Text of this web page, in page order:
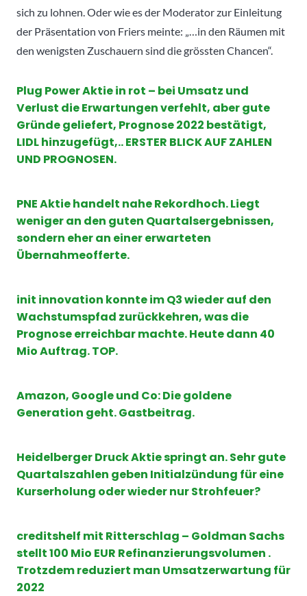
sich zu lohnen. Oder wie es der Moderator zur Einleitung
der Präsentation von Friers meinte: „…in den Räumen mit
den wenigsten Zuschauern sind die grössten Chancen“.
Plug Power Aktie in rot – bei Umsatz und
Verlust die Erwartungen verfehlt, aber gute
Gründe geliefert, Prognose 2022 bestätigt,
LIDL hinzugefügt,.. ERSTER BLICK AUF ZAHLEN
UND PROGNOSEN.
PNE Aktie handelt nahe Rekordhoch. Liegt
weniger an den guten Quartalsergebnissen,
sondern eher an einer erwarteten
Übernahmeofferte.
init innovation konnte im Q3 wieder auf den
Wachstumspfad zurückkehren, was die
Prognose erreichbar machte. Heute dann 40
Mio Auftrag. TOP.
Amazon, Google und Co: Die goldene
Generation geht. Gastbeitrag.
Heidelberger Druck Aktie springt an. Sehr gute
Quartalszahlen geben Initialzündung für eine
Kurserholung oder wieder nur Strohfeuer?
creditshelf mit Ritterschlag – Goldman Sachs
stellt 100 Mio EUR Refinanzierungsvolumen .
Trotzdem reduziert man Umsatzerwartung für
2022